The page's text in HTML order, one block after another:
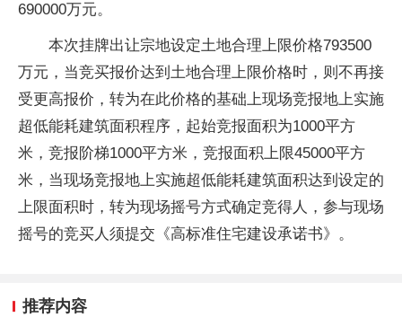
690000万元。
本次挂牌出让宗地设定土地合理上限价格793500
万元，当竞买报价达到土地合理上限价格时，则不再接
受更高报价，转为在此价格的基础上现场竞报地上实施
超低能耗建筑面积程序，起始竞报面积为1000平方
米，竞报阶梯1000平方米，竞报面积上限45000平方
米，当现场竞报地上实施超低能耗建筑面积达到设定的
上限面积时，转为现场摇号方式确定竞得人，参与现场
摇号的竞买人须提交《高标准住宅建设承诺书》。
推荐内容